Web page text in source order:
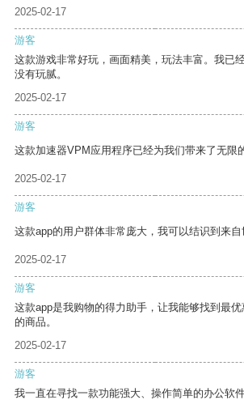
2025-02-17
游客
这款游戏非常好玩，画面精美，玩法丰富。我已
没有玩腻。
2025-02-17
游客
这款加速器VPM应用程序已经为我们带来了无限
2025-02-17
游客
这款app的用户群体非常庞大，我可以结识到来自
2025-02-17
游客
这款app是我购物的得力助手，让我能够找到最
的商品。
2025-02-17
游客
我一直在寻找一款功能强大、操作简单的办公软